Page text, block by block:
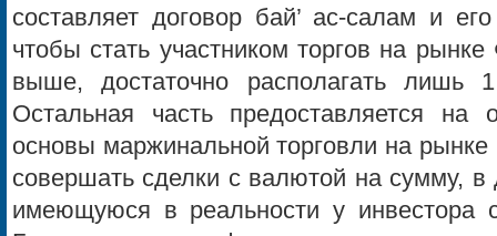
составляет договор бай’ ас-салам и
чтобы стать участником торгов на
выше, достаточно располагать лишь
Остальная часть предоставляется на
основы маржинальной торговли на
совершать сделки с валютой на сумму,
имеющуюся в реальности у инвестора